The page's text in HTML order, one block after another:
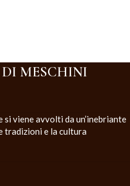
DI MESCHINI
viene avvolti da un’inebriante
tradizioni e la cultura